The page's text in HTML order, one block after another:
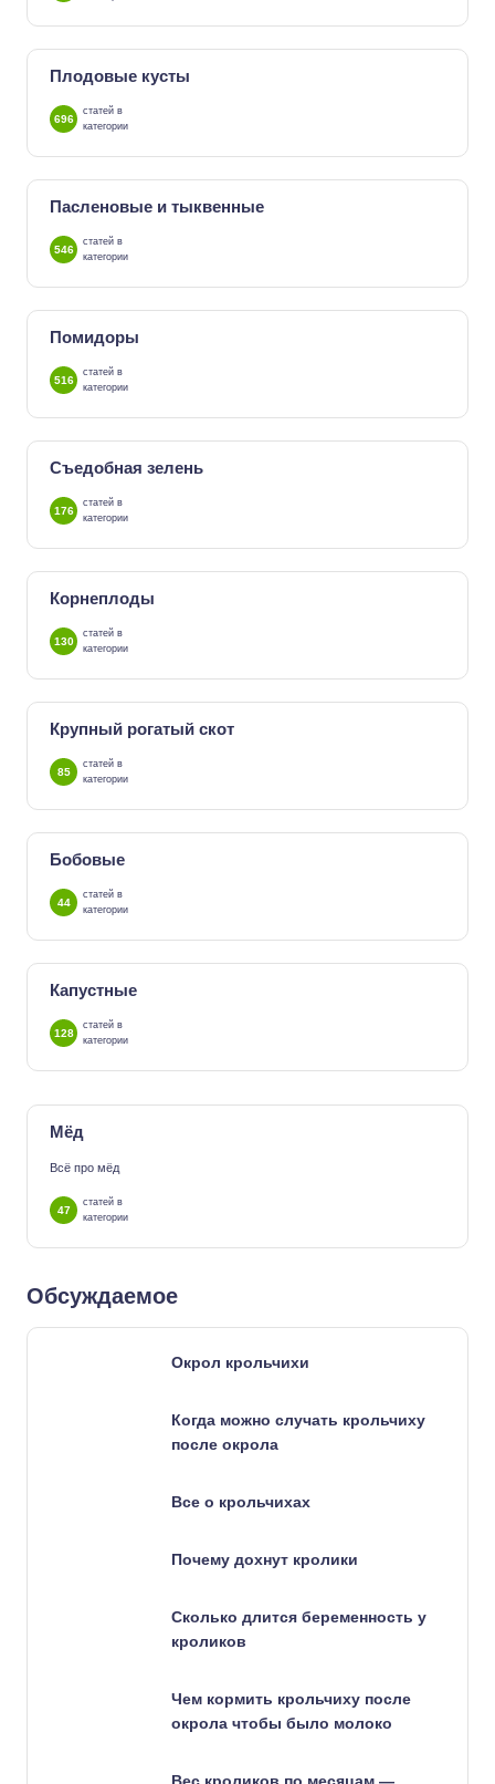
Плодовые кусты
696
статей в
категории
Пасленовые и тыквенные
546
статей в
категории
Помидоры
516
статей в
категории
Съедобная зелень
176
статей в
категории
Корнеплоды
130
статей в
категории
Крупный рогатый скот
85
статей в
категории
Бобовые
44
статей в
категории
Капустные
128
статей в
категории
Мёд
Всё про мёд
47
статей в
категории
Обсуждаемое
Окрол крольчихи
Когда можно случать крольчиху
после окрола
Все о крольчихах
Почему дохнут кролики
Сколько длится беременность у
кроликов
Чем кормить крольчиху после
окрола чтобы было молоко